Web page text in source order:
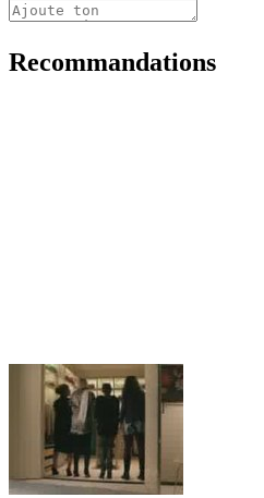
Recommandations